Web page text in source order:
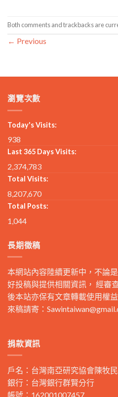
Both comments and trackbacks are
← Previous
瀏覽次數
Today's Visits:
938
Last 365 Days Visits:
2,374,783
Total Visits:
8,207,670
Total Posts:
1,044
長期徵稿
本網站內容陸續更新中，不論
好投稿與提供相關資訊， 經審
後本站亦保有文章轉載使用權益
來稿請寄：
捐款資訊
戶名：台灣南亞研究協會陳牧民
銀行：台灣銀行群賢分行
帳號：162001007457